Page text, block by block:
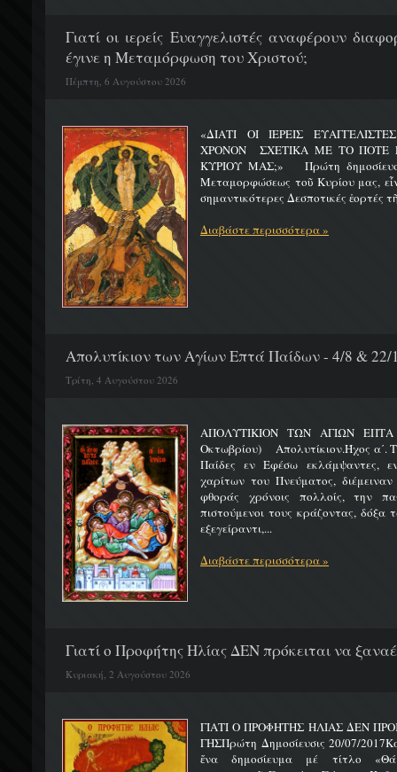
Γιατί οι ιερείς Ευαγγελιστές αναφέρουν
έγινε η Μεταμόρφωση του Χριστού;
Πέμπτη, 6 Αυγούστου 2026
«ΔΙΑΤΙ ΟΙ ΙΕΡΕΙΣ
ΧΡΟΝΟΝ ΣΧΕΤΙΚΑ ΜΕ ΤΟ ΠΟΤΕ
ΚΥΡΙΟΥ ΜΑΣ;» Πρώτη
Μεταμορφώσεως τοῦ Κυρίου μας,
σημαντικότερες Δεσποτικές ἑορτές
Διαβάστε περισσότερα »
Απολυτίκιον των Αγίων Επτά Παίδων - 4/8 & 22/
Τρίτη, 4 Αυγούστου 2026
ΑΠΟΛΥΤΙΚΙΟΝ ΤΩΝ ΑΓΙΩΝ ΕΠΤΑ
Οκτωβρίου) Απολυτίκιον.Ήχος α΄.
Παίδες εν Εφέσω εκλάμψαντες,
χαρίτων του Πνεύματος,
φθοράς χρόνοις πολλοίς, την
πιστούμενοι τους κράζοντας,
εξεγείραντι,...
Διαβάστε περισσότερα »
Γιατί ο Προφήτης Ηλίας ΔΕΝ πρόκειται να
Κυριακή, 2 Αυγούστου 2026
ΓΙΑΤΙ Ο ΠΡΟΦΗΤΗΣ ΗΛΙΑΣ ΔΕΝ
ΓΗΣΠρώτη Δημοσίευσις 20/07/
ἕνα δημοσίευμα μέ τίτλο